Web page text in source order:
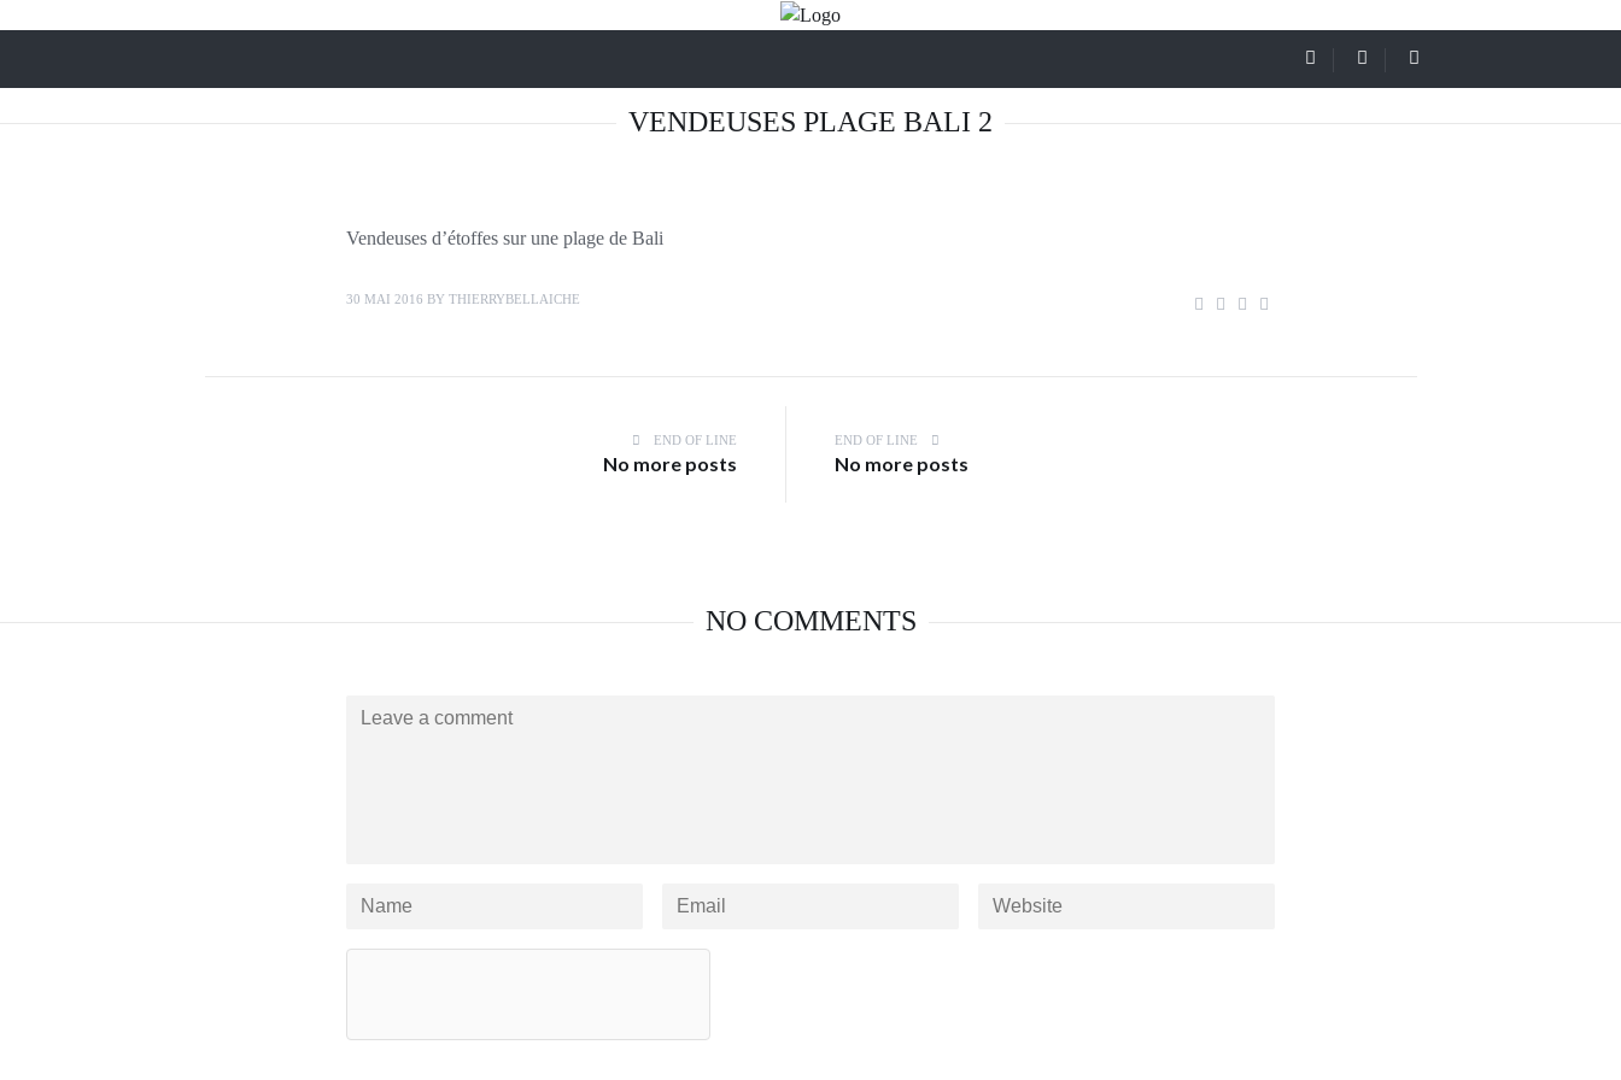
VENDEUSES PLAGE BALI 2
Vendeuses d’étoffes sur une plage de Bali
30 MAI 2016 BY THIERRYBELLAICHE
END OF LINE
No more posts
END OF LINE
No more posts
NO COMMENTS